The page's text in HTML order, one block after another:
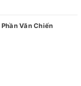
Văn Chiến